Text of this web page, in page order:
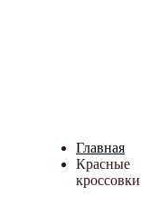
Главная
Красные
кроссовки